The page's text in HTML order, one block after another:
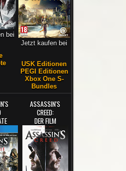
bei
Jetzt kaufen bei
USK Editionen
PEGI Editionen
Xbox One S-
Bundles
ASSASSIN'S
CREED:
DER FILM